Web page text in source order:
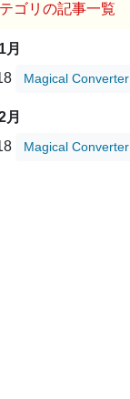
ゴリの記事一覧
月
Magical Converter
月
Magical Converter